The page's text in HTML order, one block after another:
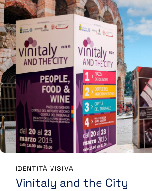
IDENTITÀ VISIVA
Vinitaly and the City